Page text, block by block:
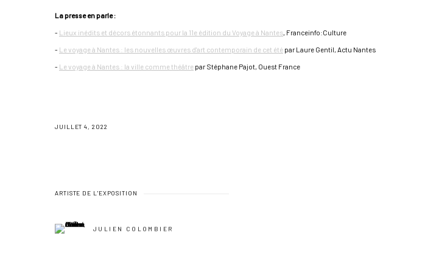
La presse en parle :
- Lieux inédits et décors étonnants pour la 11e édition du Voyage à Nantes, Franceinfo:Culture
- Le voyage à Nantes : les nouvelles œuvres d'art contemporain de cet été par Laure Gentil, Actu Nantes
- Le voyage à Nantes : la ville comme théâtre par Stéphane Pajot, Ouest France
JUILLET 4, 2022
ARTISTE DE L'EXPOSITION
JULIEN COLOMBIER